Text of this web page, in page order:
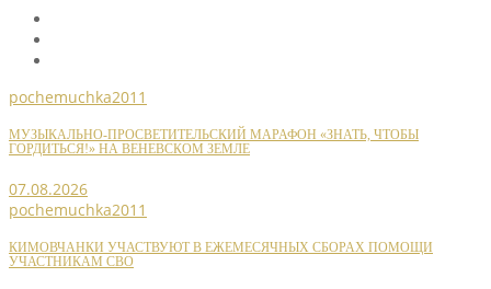
pochemuchka2011
МУЗЫКАЛЬНО-ПРОСВЕТИТЕЛЬСКИЙ МАРАФОН «ЗНАТЬ, ЧТОБЫ
ГОРДИТЬСЯ!» НА ВЕНЕВСКОМ ЗЕМЛЕ
07.08.2026
pochemuchka2011
КИМОВЧАНКИ УЧАСТВУЮТ В ЕЖЕМЕСЯЧНЫХ СБОРАХ ПОМОЩИ
УЧАСТНИКАМ СВО